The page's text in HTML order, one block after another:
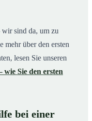
wir sind da, um zu
mehr über den ersten
lesen Sie unseren
wie Sie den ersten
bei einer